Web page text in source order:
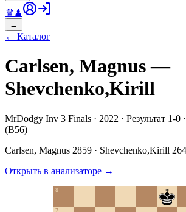
♛♟
→
← Каталог
Carlsen, Magnus —
Shevchenko,Kirill
MrDodgy Inv 3 Finals · 2022 · Результат 1-0
(B56)
Carlsen, Magnus 2859 · Shevchenko,Kirill
Открыть в анализаторе →
7
8